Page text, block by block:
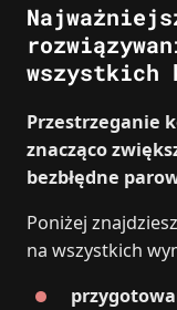
wszystkich
Przestrzeganie
znacząco
bezbłędne
Poniżej
na wszystkich